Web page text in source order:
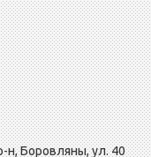
н, Боровляны, ул. 40